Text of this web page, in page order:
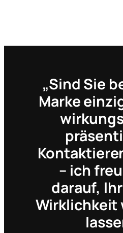
„Sind Sie
Marke
– ich
darauf,
Wirklichkeit